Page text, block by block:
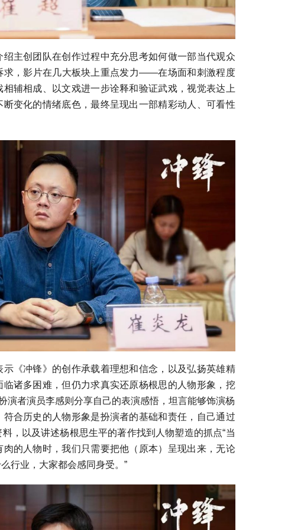
主创团队在创作过程中充分思考如何做一部当代观众
求，影片在几大板块上重点发力——在场面和刺激程度
辅相成、以文戏进一步诠释和验证武戏，视觉表达上
变化的情绪底色，最终呈现出一部精彩动人、可看性
《冲锋》的创作承载着理想和信念，以及弘扬英雄精
诸多困难，但仍力求真实还原杨根思的人物形象，挖
演者演员李感则分享自己的表演感悟，坦言能够饰演杨
合历史的人物形象是扮演者的基础和责任，自己通过
，以及讲述杨根思生平的著作找到人物塑造的抓点“当
的人物时，我们只需要把他（原本）呈现出来，无论
行业，大家都会感同身受。”